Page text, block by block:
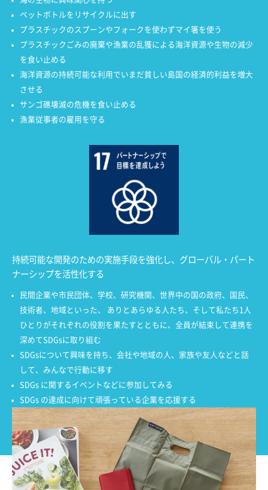
ペットボトルをリサイクルに出す
プラスチックのスプーンやフォークを使わずマイ箸を使う
プラスチックごみの廃棄や漁業の乱獲による海洋資源や生物の減少
を食い止める
海洋資源の持続可能な利用でいまだ貧しい島国の経済的利益を増大
させる
サンゴ礁壊滅の危機を食い止める
漁業従事者の雇用を守る
持続可能な開発のための実施手段を強化し、グローバル・パート
ナーシップを活性化する
民間企業や市民団体、学校、研究機関、世界中の国の政府、国民、
技術者、地域といった、 ありとあらゆる人たち、そして私たち1人
ひとりがそれぞれの役割を果たすとともに、全員が結束して連携を
深めてSDGsに取り組む
SDGsについて興味を持ち、会社や地域の人、家族や友人などと話
して、みんなで行動に移す
SDGs に関するイベントなどに参加してみる
SDGs の達成に向けて頑張っている企業を応援する